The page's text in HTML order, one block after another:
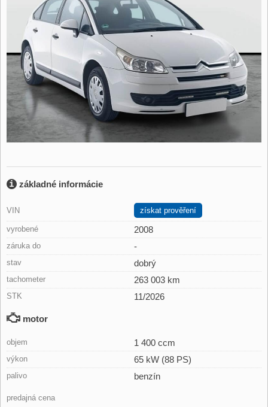
základné informácie
VIN získat prověření
vyrobené 2008
záruka do -
stav dobrý
tachometer 263 003 km
STK 11/2026
motor
objem 1 400 ccm
výkon 65 kW (88 PS)
palivo benzín
predajná cena